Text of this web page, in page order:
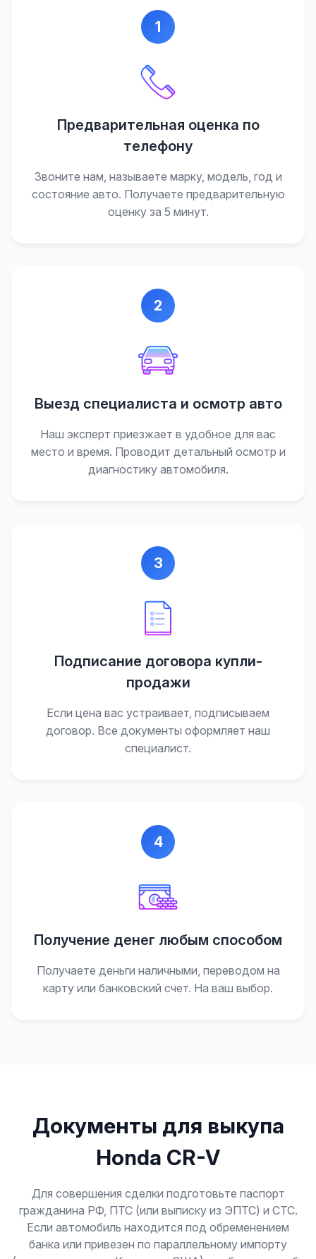
1
Предварительная оценка по
телефону
Звоните нам, называете марку, модель, год и
состояние авто. Получаете предварительную
оценку за 5 минут.
2
Выезд специалиста и осмотр авто
Наш эксперт приезжает в удобное для вас
место и время. Проводит детальный осмотр и
диагностику автомобиля.
3
Подписание договора купли-
продажи
Если цена вас устраивает, подписываем
договор. Все документы оформляет наш
специалист.
4
Получение денег любым способом
Получаете деньги наличными, переводом на
карту или банковский счет. На ваш выбор.
Документы для выкупа
Honda CR-V
Для совершения сделки подготовьте паспорт
гражданина РФ, ПТС (или выписку из ЭПТС) и СТС.
Если автомобиль находится под обременением
банка или привезен по параллельному импорту